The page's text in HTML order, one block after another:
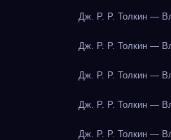
Дж. Р. Р. Толкин —
Дж. Р. Р. Толкин —
Дж. Р. Р. Толкин —
Дж. Р. Р. Толкин —
Дж. Р. Р. Толкин —